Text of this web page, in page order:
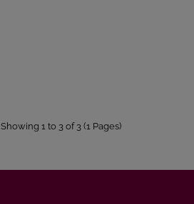
Showing 1 to 3 of 3 (1 Pages)